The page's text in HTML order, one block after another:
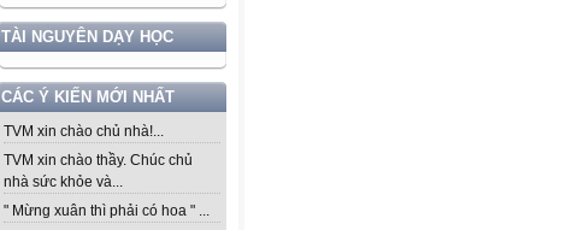
TÀI NGUYÊN DẠY HỌC
CÁC Ý KIẾN MỚI NHẤT
TVM xin chào chủ nhà!...
TVM xin chào thầy. Chúc chủ
nhà sức khỏe và...
" Mừng xuân thì phải có hoa " ...